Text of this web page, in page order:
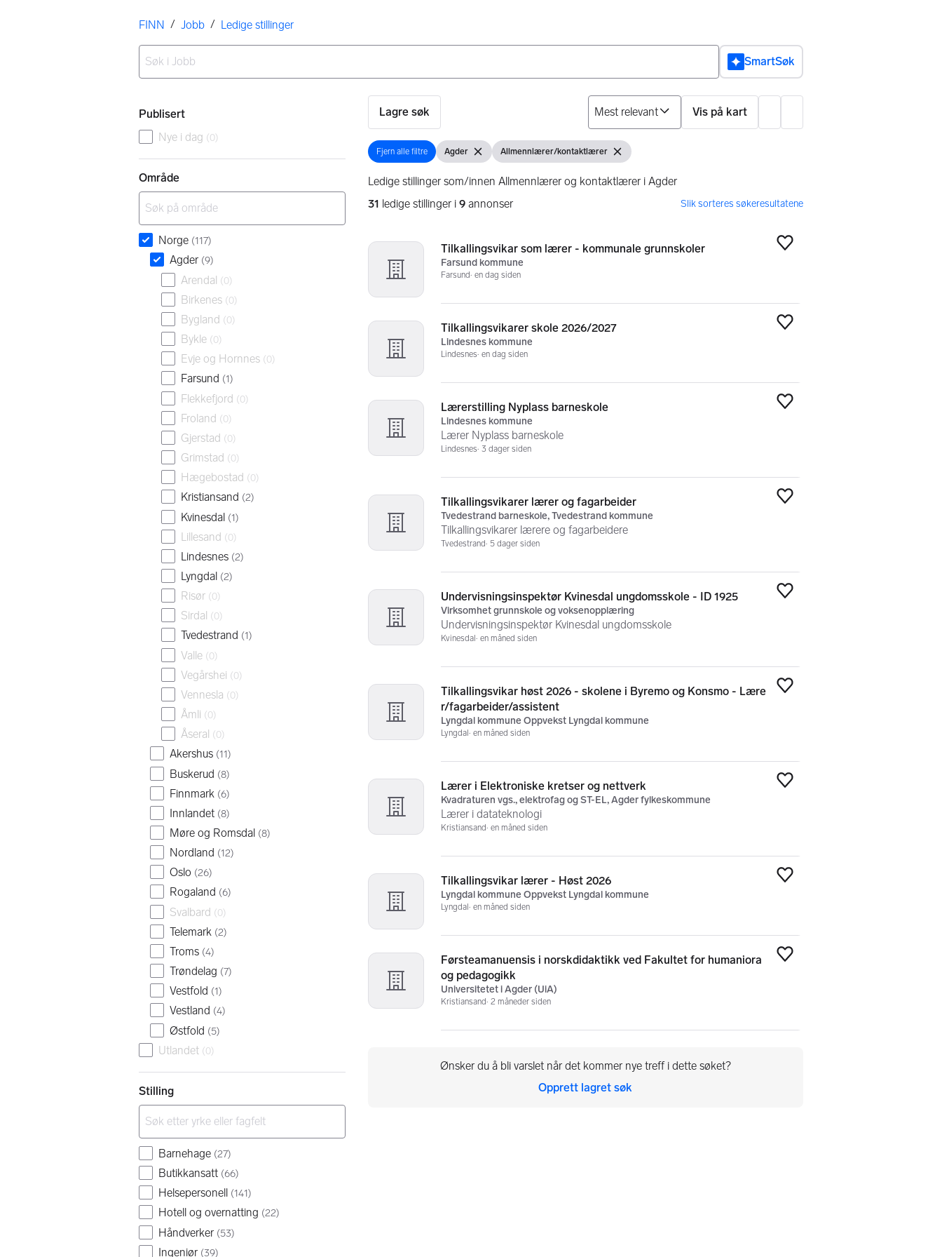
Her er du
FINN / Jobb / Ledige stillinger
SmartSøk
Filtre
Publisert
Nye i dag (0)
Område
Norge (117)
Agder (9)
Arendal (0)
Birkenes (0)
Bygland (0)
Bykle (0)
Evje og Hornnes (0)
Farsund (1)
Flekkefjord (0)
Froland (0)
Gjerstad (0)
Grimstad (0)
Hægebostad (0)
Kristiansand (2)
Kvinesdal (1)
Lillesand (0)
Lindesnes (2)
Lyngdal (2)
Risør (0)
Sirdal (0)
Tvedestrand (1)
Valle (0)
Vegårshei (0)
Vennesla (0)
Åmli (0)
Åseral (0)
Akershus (11)
Buskerud (8)
Finnmark (6)
Innlandet (8)
Møre og Romsdal (8)
Nordland (12)
Oslo (26)
Rogaland (6)
Svalbard (0)
Telemark (2)
Troms (4)
Trøndelag (7)
Vestfold (1)
Vestland (4)
Østfold (5)
Utlandet (0)
Stilling
Barnehage (27)
Butikkansatt (66)
Helsepersonell (141)
Hotell og overnatting (22)
Håndverker (53)
Ingeniør (39)
Lagre søk
Sorter på
Vis på kart
Fjern alle filtre
Fjern alle filtre Vis filter
Agder Fjern filterVis filter
Allmennlærer/kontaktlærer Fjern filter
Ledige stillinger som/innen Allmennlærer og kontaktlærer i Agder
31 ledige stillinger i 9annonser
Søkeresultater
Tilkallingsvikar som lærer - kommunale grunnskoler
Farsund kommune
Farsund en dag siden
Tilkallingsvikarer skole 2026/2027
Lindesnes kommune
Lindesnes en dag siden
Lærerstilling Nyplass barneskole
Lindesnes kommune
Lærer Nyplass barneskole
Lindesnes 3 dager siden
Tilkallingsvikarer lærer og fagarbeider
Tvedestrand barneskole, Tvedestrand kommune
Tilkallingsvikarer lærere og fagarbeidere
Tvedestrand 5 dager siden
Undervisningsinspektør Kvinesdal ungdomsskole - ID 1925
Virksomhet grunnskole og voksenopplæring
Undervisningsinspektør Kvinesdal ungdomsskole
Kvinesdal en måned siden
Tilkallingsvikar høst 2026 - skolene i Byremo og Konsmo - Lære
r/fagarbeider/assistent
Lyngdal kommune Oppvekst Lyngdal kommune
Lyngdal en måned siden
Lærer i Elektroniske kretser og nettverk
Kvadraturen vgs., elektrofag og ST-EL, Agder fylkeskommune
Lærer i datateknologi
Kristiansand en måned siden
Tilkallingsvikar lærer - Høst 2026
Lyngdal kommune Oppvekst Lyngdal kommune
Lyngdal en måned siden
Førsteamanuensis i norskdidaktikk ved Fakultet for humaniora
og pedagogikk
Universitetet i Agder (UiA)
Kristiansand 2 måneder siden
Ønsker du å bli varslet når det kommer nye treff i dette søket?
Opprett lagret søk